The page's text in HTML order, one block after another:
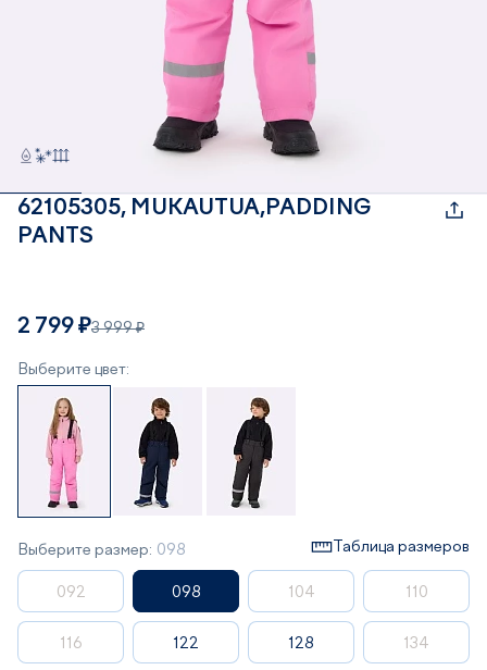
62105305, MUKAUTUA,PADDING
PANTS
2 799 ₽3 999 ₽
Выберите цвет:
Выберите размер: 098 Таблица размеров
092 098 104 110
116 122 128 134